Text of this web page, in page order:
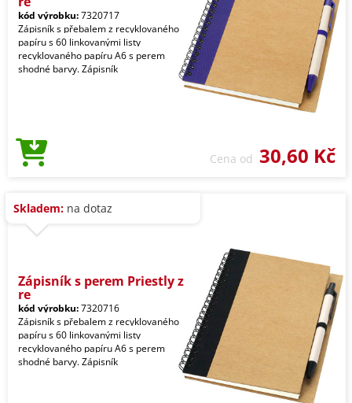
kód výrobku:7320717
Zápisník s přebalem z recyklovaného
papíru s 60 linkovanými listy
recyklovaného papíru A6 s perem
shodné barvy. Zápisník
Cena od 30,60 Kč
Skladem: na dotaz
Zápisník s perem Priestly z
re
kód výrobku:7320716
Zápisník s přebalem z recyklovaného
papíru s 60 linkovanými listy
recyklovaného papíru A6 s perem
shodné barvy. Zápisník